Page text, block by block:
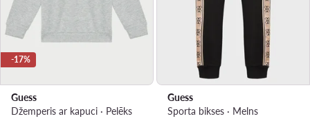
-17%
Guess
Džemperis ar kapuci · Pelēks
Guess
Sporta bikses · Melns